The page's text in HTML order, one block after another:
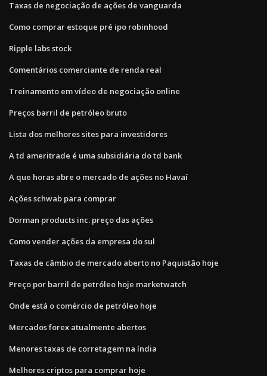
Taxas de negociação de ações de vanguarda
Como comprar estoque pré ipo robinhood
Ripple labs stock
Comentários comerciante de renda real
Treinamento em vídeo de negociação online
Preços barril de petróleo bruto
Lista dos melhores sites para investidores
A td ameritrade é uma subsidiária do td bank
A que horas abre o mercado de ações no Havaí
Ações schwab para comprar
Dorman products inc. preço das ações
Como vender ações da empresa do sul
Taxas de câmbio de mercado aberto no Paquistão hoje
Preço por barril de petróleo hoje marketwatch
Onde está o comércio de petróleo hoje
Mercados forex atualmente abertos
Menores taxas de corretagem na índia
Melhores criptos para comprar hoje